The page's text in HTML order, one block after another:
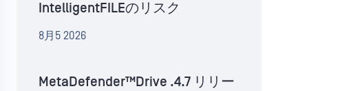
IntelligentFILEのリスク
8月5 2026
MetaDefender™Drive .4.7 リリー